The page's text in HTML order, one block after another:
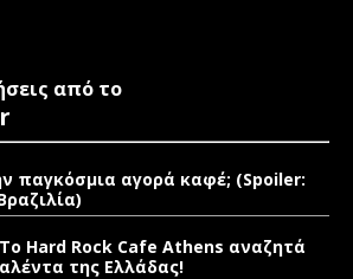
από το
παγκόσμια αγορά καφέ; (Spoiler:
Hard Rock Cafe Athens αναζητά
της Ελλάδας!